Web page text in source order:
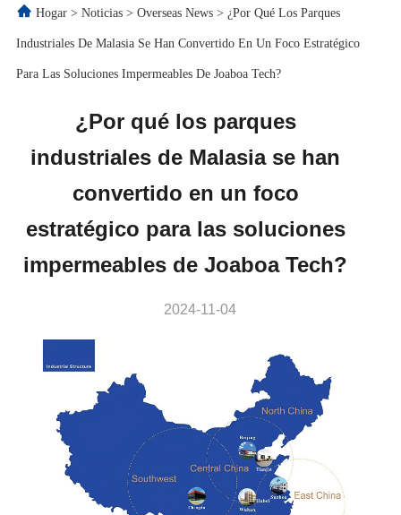
Hogar > Noticias > Overseas News > ¿Por Qué Los Parques
Industriales De Malasia Se Han Convertido En Un Foco Estratégico
Para Las Soluciones Impermeables De Joaboa Tech?
¿Por qué los parques
industriales de Malasia se han
convertido en un foco
estratégico para las soluciones
impermeables de Joaboa Tech?
2024-11-04